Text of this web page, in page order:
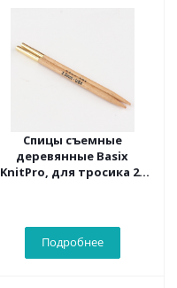
Спицы съемные
деревянные Basix
KnitPro, для тросика 20
Подробнее